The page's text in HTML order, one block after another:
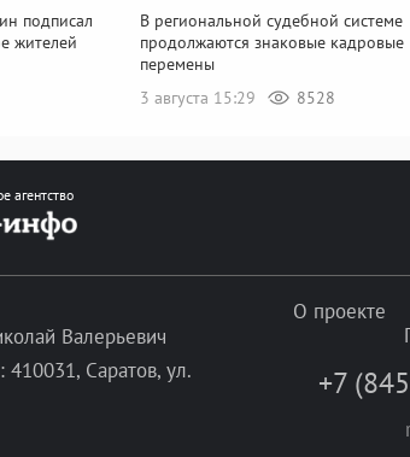
подписал
жителей
В региональной судебной системе
продолжаются знаковые кадровые
перемены
3 августа 15:29
8528
агентство
Валерьевич
Саратов, ул.
О проекте
+7